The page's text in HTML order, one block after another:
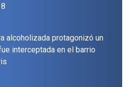
alcoholizada protagonizó un
interceptada en el barrio